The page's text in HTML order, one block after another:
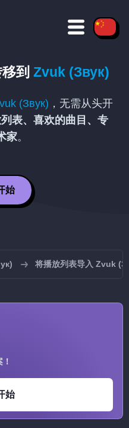
到 Zvuk (Звук)
(Звук) ，无需从头开
表、喜欢的曲目、专
家。
始
将播放列表导入 Zvuk
始